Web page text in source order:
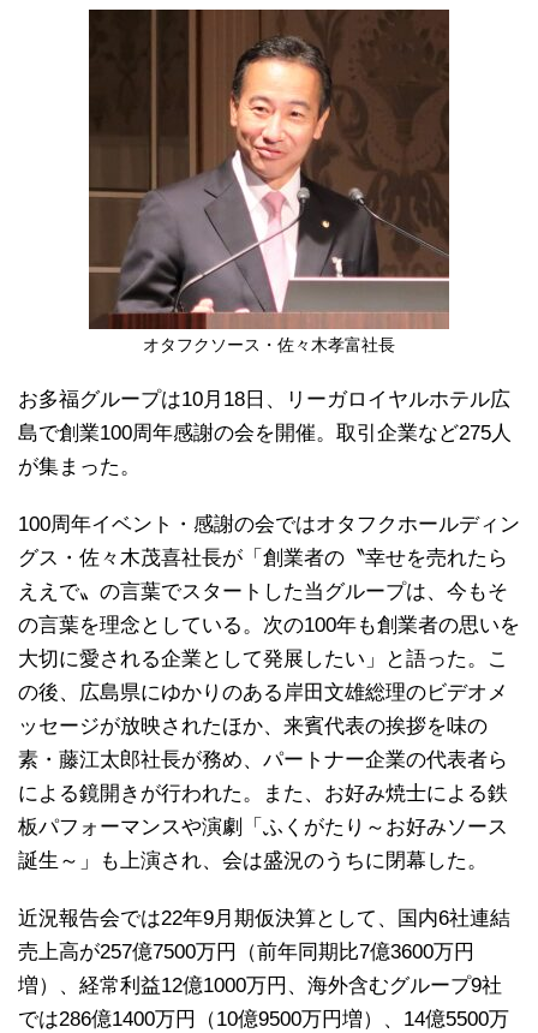
オタフクソース・佐々木孝富社長
お多福グループは10月18日、リーガロイヤルホテル広
島で創業100周年感謝の会を開催。取引企業など275人
が集まった。
100周年イベント・感謝の会ではオタフクホールディン
グス・佐々木茂喜社長が「創業者の〝幸せを売れたら
ええで〟の言葉でスタートした当グループは、今もそ
の言葉を理念としている。次の100年も創業者の思いを
大切に愛される企業として発展したい」と語った。こ
の後、広島県にゆかりのある岸田文雄総理のビデオメ
ッセージが放映されたほか、来賓代表の挨拶を味の
素・藤江太郎社長が務め、パートナー企業の代表者ら
による鏡開きが行われた。また、お好み焼士による鉄
板パフォーマンスや演劇「ふくがたり～お好みソース
誕生～」も上演され、会は盛況のうちに閉幕した。
近況報告会では22年9月期仮決算として、国内6社連結
売上高が257億7500万円（前年同期比7億3600万円
増）、経常利益12億1000万円、海外含むグループ9社
では286億1400万円（10億9500万円増）、14億5500万